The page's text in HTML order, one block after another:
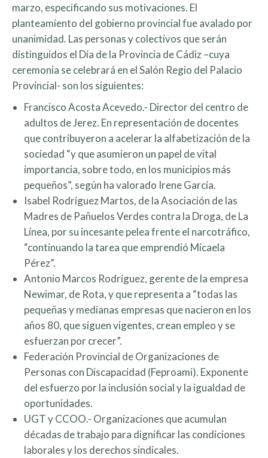
marzo, especificando sus motivaciones. El
planteamiento del gobierno provincial fue avalado por
unanimidad. Las personas y colectivos que serán
distinguidos el Día de la Provincia de Cádiz –cuya
ceremonia se celebrará en el Salón Regio del Palacio
Provincial- son los siguientes:
Francisco Acosta Acevedo.- Director del centro de
adultos de Jerez. En representación de docentes
que contribuyeron a acelerar la alfabetización de la
sociedad “y que asumieron un papel de vital
importancia, sobre todo, en los municipios más
pequeños”, según ha valorado Irene García.
Isabel Rodríguez Martos, de la Asociación de las
Madres de Pañuelos Verdes contra la Droga, de La
Línea, por su incesante pelea frente el narcotráfico,
“continuando la tarea que emprendió Micaela
Pérez”.
Antonio Marcos Rodríguez, gerente de la empresa
Newimar, de Rota, y que representa a “todas las
pequeñas y medianas empresas que nacieron en los
años 80, que siguen vigentes, crean empleo y se
esfuerzan por crecer”.
Federación Provincial de Organizaciones de
Personas con Discapacidad (Feproami). Exponente
del esfuerzo por la inclusión social y la igualdad de
oportunidades.
UGT y CCOO.- Organizaciones que acumulan
décadas de trabajo para dignificar las condiciones
laborales y los derechos sindicales.